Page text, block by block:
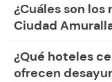
¿Cuáles son
Ciudad
¿Qué hoteles
ofrecen